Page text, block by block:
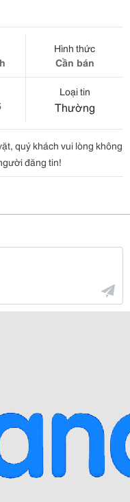
Hình thức
Cần bán
Loại tin
Thường
quý khách vui lòng không
đăng tin!